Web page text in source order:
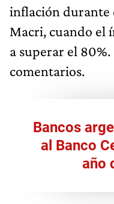
inflación durante
Macri, cuando el
a superar el 80%.
comentarios.
Bancos
al Banco
año